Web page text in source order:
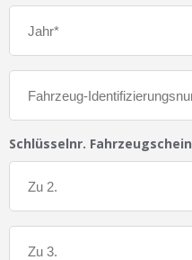
Schlüsselnr. Fahrzeugschein